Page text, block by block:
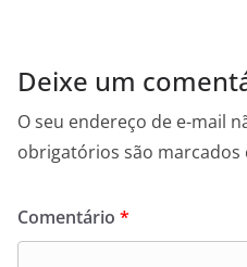
Deixe um
O seu endereço de e-mail
obrigatórios são marcados
Comentário *